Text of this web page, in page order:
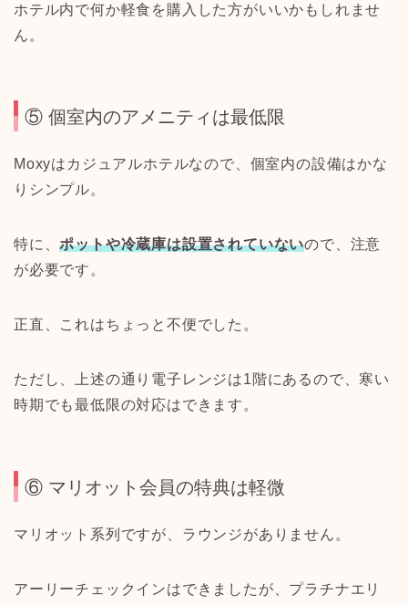
ホテル内で何か軽食を購入した方がいいかもしれませ
ん。
⑤ 個室内のアメニティは最低限
Moxyはカジュアルホテルなので、個室内の設備はかな
りシンプル。
特に、ポットや冷蔵庫は設置されていないので、注意
が必要です。
正直、これはちょっと不便でした。
ただし、上述の通り電子レンジは1階にあるので、寒い
時期でも最低限の対応はできます。
⑥ マリオット会員の特典は軽微
マリオット系列ですが、ラウンジがありません。
アーリーチェックインはできましたが、プラチナエリ